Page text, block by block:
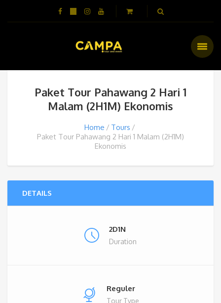
Paket Tour Pahawang 2 Hari 1
Malam (2H1M) Ekonomis
Home
Tours
Paket Tour Pahawang 2 Hari 1 Malam (2H1M)
Ekonomis
DETAILS
2D1N
Duration
Reguler
Tour Type